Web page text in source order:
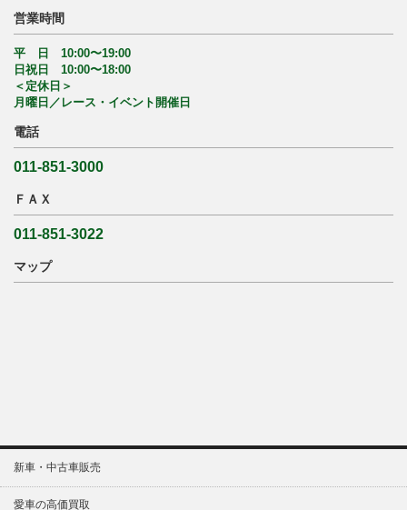
営業時間
平 日 10:00〜19:00
日祝日 10:00〜18:00
＜定休日＞
月曜日／レース・イベント開催日
電話
011-851-3000
ＦＡＸ
011-851-3022
マップ
新車・中古車販売
愛車の高価買取